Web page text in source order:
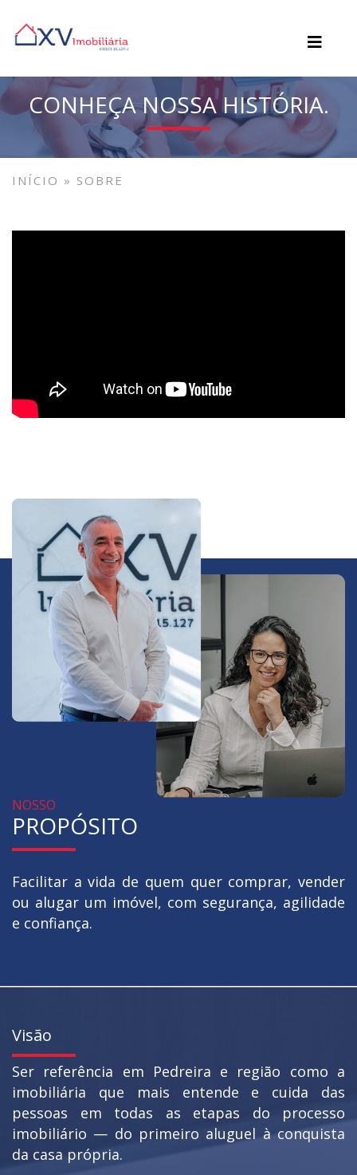
Sobre
CONHEÇA NOSSA HISTÓRIA.
INÍCIO » SOBRE
NOSSO
PROPÓSITO
Facilitar a vida de quem quer comprar, vender
ou alugar um imóvel, com segurança, agilidade
e confiança.
Visão
Ser referência em Pedreira e região como a
imobiliária que mais entende e cuida das
pessoas em todas as etapas do processo
imobiliário — do primeiro aluguel à conquista
da casa própria.